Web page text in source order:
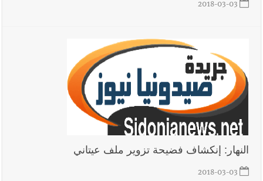
2018-03-03
النهار: إنكشاف فضيحة تزوير ملف عيتاني
2018-03-03